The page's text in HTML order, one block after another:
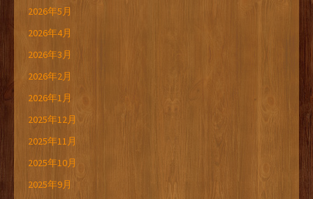
2026年5月
2026年4月
2026年3月
2026年2月
2026年1月
2025年12月
2025年11月
2025年10月
2025年9月